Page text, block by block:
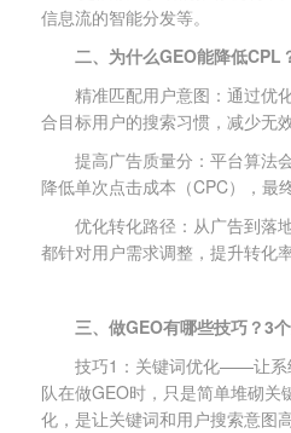
信息流的智能分发等。
二、为什么GEO能降低CPL
精准匹配用户意图：通过优
合目标用户的搜索习惯，减少无效
提高广告质量分：平台算法
降低单次点击成本（CPC），最
优化转化路径：从广告到落
都针对用户需求调整，提升转化率
三、做GEO有哪些技巧？3
技巧1：关键词优化——让系
队在做GEO时，只是简单堆砌关
化，是让关键词和用户搜索意图